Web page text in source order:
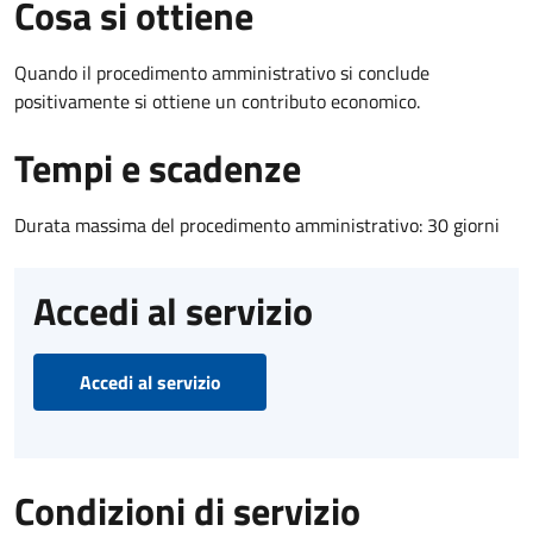
Cosa si ottiene
Quando il procedimento amministrativo si conclude
positivamente si ottiene un contributo economico.
Tempi e scadenze
Durata massima del procedimento amministrativo: 30 giorni
Accedi al servizio
Accedi al servizio
Condizioni di servizio